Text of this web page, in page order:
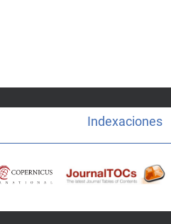
Indexaciones